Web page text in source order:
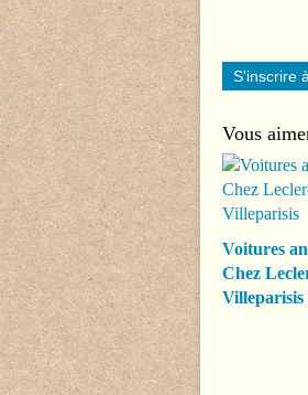
S'inscrire
Vous
Voitures
Chez
Villeparisis